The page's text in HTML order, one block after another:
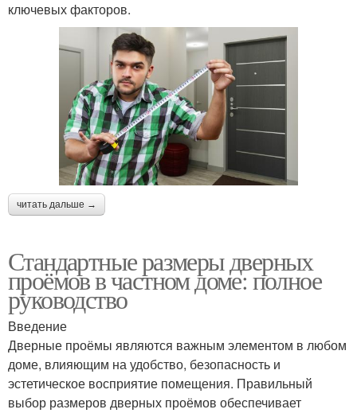
ключевых факторов.
читать дальше →
Стандартные размеры дверных
проёмов в частном доме: полное
руководство
Введение
Дверные проёмы являются важным элементом в любом
доме, влияющим на удобство, безопасность и
эстетическое восприятие помещения. Правильный
выбор размеров дверных проёмов обеспечивает